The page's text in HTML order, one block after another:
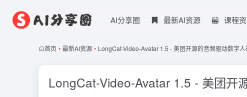
AI分享圈 最新AI资源 课程
首页 • 最新AI资源 • LongCat-Video-Avatar 1.5 - 美团开源的音频驱动数字
LongCat-Video-Avatar 1.5 - 美团开